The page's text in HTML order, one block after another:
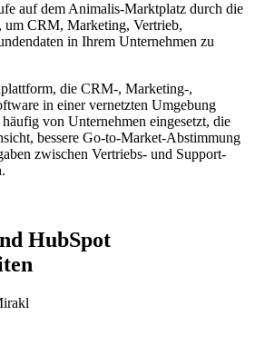
auf dem Animalis-Marktplatz durch die
um CRM, Marketing, Vertrieb,
in Ihrem Unternehmen zu
die CRM-, Marketing-,
in einer vernetzten Umgebung
von Unternehmen eingesetzt, die
bessere Go-to-Market-Abstimmung
zwischen Vertriebs- und Support-
HubSpot